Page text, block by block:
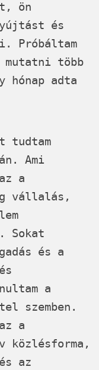
ön
és
Próbáltam
mutatni több
hónap adta
tudtam
Ami
a
vállalás,
Sokat
és a
a
szemben.
a
közlésforma,
az